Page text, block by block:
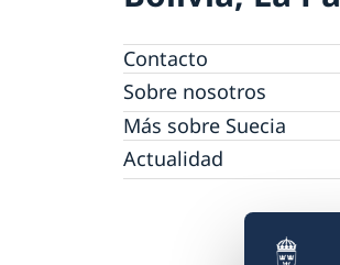
Contacto
Sobre nosotros
Personal de la Embajada
Reglamento General de
(RGPD)
Más sobre Suecia
Actualidad